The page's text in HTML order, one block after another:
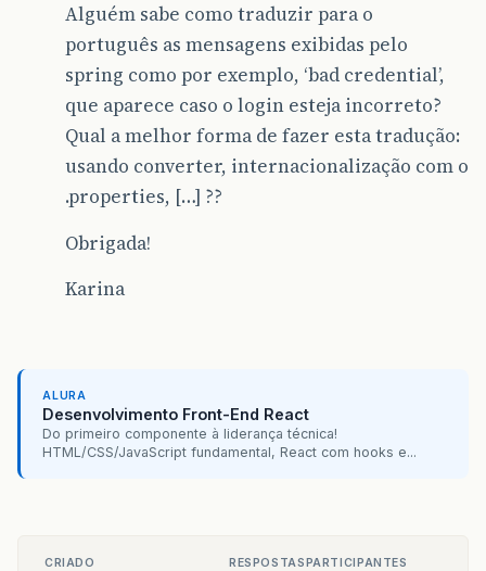
Alguém sabe como traduzir para o
português as mensagens exibidas pelo
spring como por exemplo, ‘bad credential’,
que aparece caso o login esteja incorreto?
Qual a melhor forma de fazer esta tradução:
usando converter, internacionalização com o
.properties, […] ??
Obrigada!
Karina
ALURA
Desenvolvimento Front-End React
Do primeiro componente à liderança técnica!
HTML/CSS/JavaScript fundamental, React com hooks e...
CRIADO RESPOSTAS PARTICIPANTES